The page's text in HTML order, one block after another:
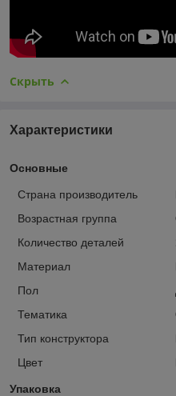
Скрыть
Характеристики
Основные
Страна производитель
Возрастная группа
Количество деталей
Материал
Пол
Тематика
Тип конструктора
Цвет
Упаковка